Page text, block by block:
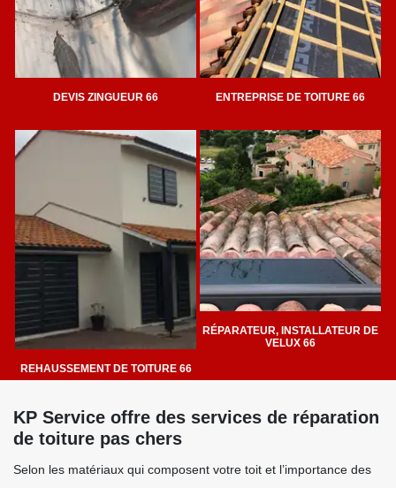
DEVIS ZINGUEUR 66 ENTREPRISE DE TOITURE 66
REHAUSSEMENT DE TOITURE 66
RÉPARATEUR, INSTALLATEUR DE
VELUX 66
KP Service offre des services de réparation
de toiture pas chers
Selon les matériaux qui composent votre toit et l’importance des